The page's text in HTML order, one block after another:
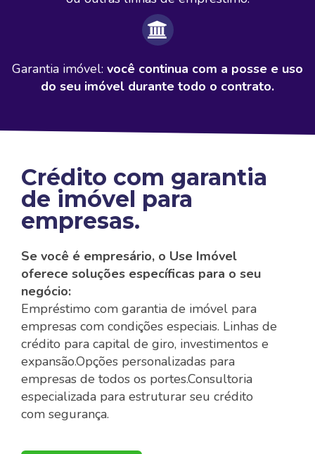
Garantia imóvel: você continua com a posse e uso
do seu imóvel durante todo o contrato.
Crédito com garantia
de imóvel para
empresas.
Se você é empresário, o Use Imóvel
oferece soluções específicas para o seu
negócio:
Empréstimo com garantia de imóvel para
empresas com condições especiais. Linhas de
crédito para capital de giro, investimentos e
expansão.Opções personalizadas para
empresas de todos os portes.Consultoria
especializada para estruturar seu crédito
com segurança.